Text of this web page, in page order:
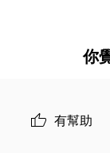
你
有幫助